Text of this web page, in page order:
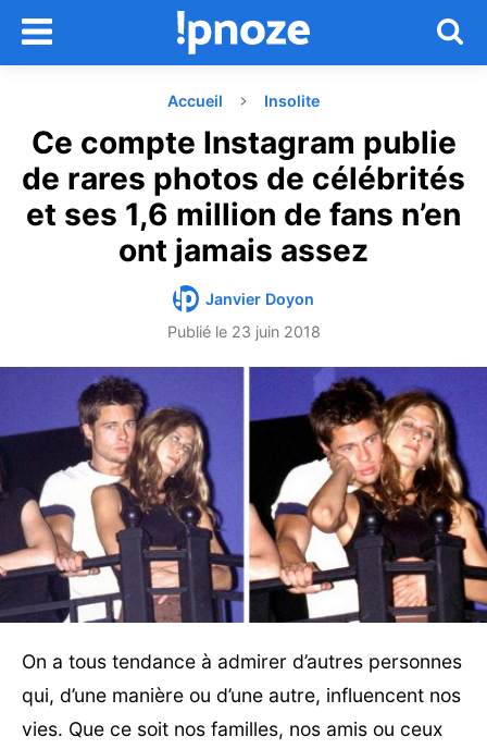
Accueil Insolite
Ce compte Instagram publie
de rares photos de célébrités
et ses 1,6 million de fans n’en
ont jamais assez
Janvier Doyon
Publié le 23 juin 2018
On a tous tendance à admirer d’autres personnes
qui, d’une manière ou d’une autre, influencent nos
vies. Que ce soit nos familles, nos amis ou ceux